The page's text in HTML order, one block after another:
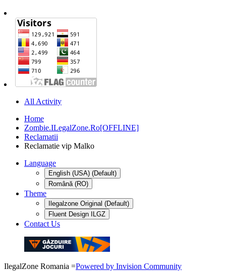
All Activity
Home
Zombie.ILegalZone.Ro[OFFLINE]
Reclamatii
Reclamatie vip Malko
Language
English (USA) (Default)
Română (RO)
Theme
Ilegalzone Original (Default)
Fluent Design ILGZ
Contact Us
IlegalZone Romania =Powered by Invision Community